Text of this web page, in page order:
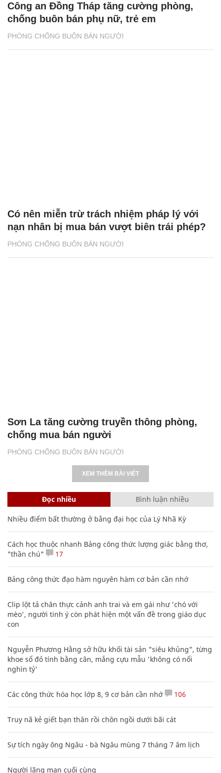
PHÒNG CHỐNG BUÔN BÁN NGƯỜI
Công an Đồng Tháp tăng cường phòng,
chống buôn bán phụ nữ, trẻ em
PHÒNG CHỐNG BUÔN BÁN NGƯỜI
Có nên miễn trừ trách nhiệm pháp lý với
nạn nhân bị mua bán vượt biên trái phép?
PHÒNG CHỐNG BUÔN BÁN NGƯỜI
Sơn La tăng cường truyền thông phòng,
chống mua bán người
XEM THÊM BÀI VIẾT
Đọc nhiều Bình luận nhiều
Nhiều điểm bất thường ở bằng đại học của Lý Nhã Kỳ
Cách học thuộc nhanh Bảng công thức lượng giác bằng thơ,
"thần chú"
17
Bảng công thức đạo hàm nguyên hàm cơ bản cần nhớ
Clip lột tả chân thực cảnh anh trai và em gái như 'chó với
mèo', người tinh ý còn phát hiện một vấn đề trong giáo dục
con
Nguyễn Phương Hằng sở hữu khối tài sản "siêu khủng", từng
khoe sổ đỏ tính bằng cân, mắng cựu mẫu 'không có nổi
nghìn tỷ'
Các công thức hóa học lớp 8, 9 cơ bản cần nhớ 106
Truy nã kẻ giết bạn thân rồi chôn ngồi dưới bãi cát
Sự tích ngày ông Ngâu - bà Ngâu mùng 7 tháng 7 âm lịch
Người lãng mạn cuối cùng